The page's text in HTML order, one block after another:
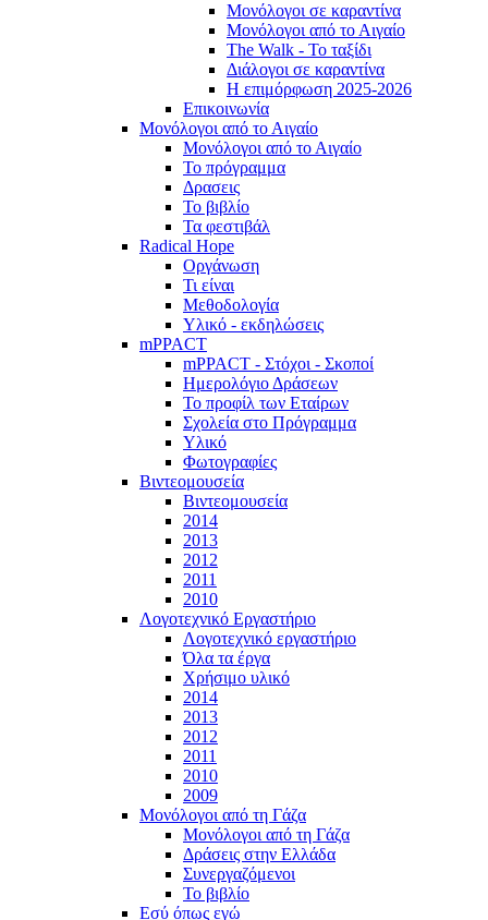
Μονόλογοι σε καραντίνα
Μονόλογοι από το Αιγαίο
The Walk - Το ταξίδι
Διάλογοι σε καραντίνα
Η επιμόρφωση 2025-2026
Επικοινωνία
Μονόλογοι από το Αιγαίο
Μονόλογοι από το Αιγαίο
Το πρόγραμμα
Δρασεις
Το βιβλίο
Τα φεστιβάλ
Radical Hope
Οργάνωση
Τι είναι
Μεθοδολογία
Υλικό - εκδηλώσεις
mPPACT
mPPACT - Στόχοι - Σκοποί
Ημερολόγιο Δράσεων
Το προφίλ των Εταίρων
Σχολεία στο Πρόγραμμα
Υλικό
Φωτογραφίες
Βιντεομουσεία
Βιντεομουσεία
2014
2013
2012
2011
2010
Λογοτεχνικό Εργαστήριο
Λογοτεχνικό εργαστήριο
Όλα τα έργα
Χρήσιμο υλικό
2014
2013
2012
2011
2010
2009
Μονόλογοι από τη Γάζα
Μονόλογοι από τη Γάζα
Δράσεις στην Ελλάδα
Συνεργαζόμενοι
To βιβλίο
Εσύ όπως εγώ